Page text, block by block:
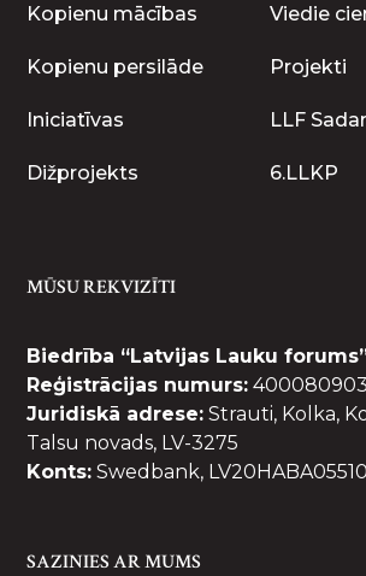
Kopienu mācības Viedie
Kopienu persilāde Projekti
Iniciatīvas LLF
Dižprojekts 6.LLKP
MŪSU REKVIZĪTI
Biedrība “Latvijas Lauku
Reģistrācijas numurs:
Juridiskā adrese: Strauti, Kolka,
Talsu novads, LV-3275
Konts: Swedbank,
SAZINIES AR MUMS